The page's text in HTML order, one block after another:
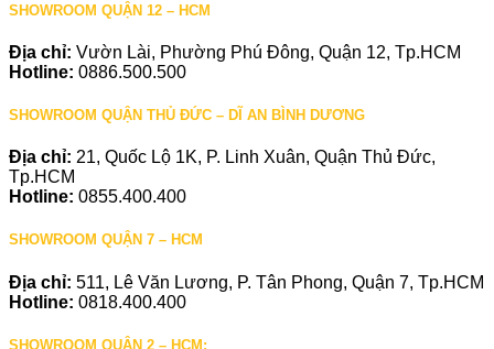
SHOWROOM QUẬN 12 – HCM
Địa chỉ: Vườn Lài, Phường Phú Đông, Quận 12, Tp.HCM
Hotline: 0886.500.500
SHOWROOM QUẬN THỦ ĐỨC – DĨ AN BÌNH DƯƠNG
Địa chỉ: 21, Quốc Lộ 1K, P. Linh Xuân, Quận Thủ Đức,
Tp.HCM
Hotline: 0855.400.400
SHOWROOM QUẬN 7 – HCM
Địa chỉ: 511, Lê Văn Lương, P. Tân Phong, Quận 7, Tp.HCM
Hotline: 0818.400.400
SHOWROOM QUẬN 2 – HCM: